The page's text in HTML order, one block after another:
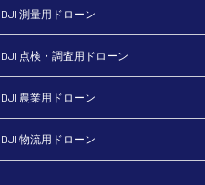
DJI 測量用ドローン
DJI 点検・調査用ドローン
DJI 農業用ドローン
DJI 物流用ドローン